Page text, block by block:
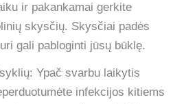
ir pakankamai gerkite
skysčių. Skysčiai padės
gali pabloginti jūsų būklę.
Ypač svarbu laikytis
infekcijos kitiems